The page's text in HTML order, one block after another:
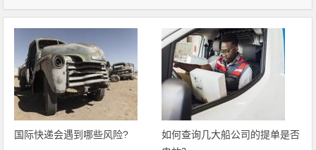
国际快递会遇到哪些风险?
如何查询几大船公司的提单是否